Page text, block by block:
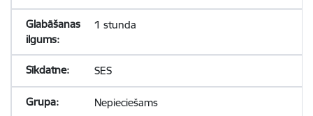
1 stunda
SES
Nepieciešams